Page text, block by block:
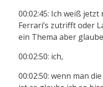
00:02:45: Ich weiß
Ferrari’s zutrifft oder
ein Thema aber glaube
00:02:50: ich,
00:02:50: wenn man